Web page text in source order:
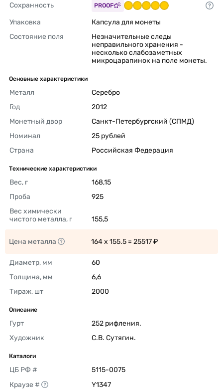
Сохранность PROOF
Упаковка
Капсула для монеты
Состояние поля
Незначительные следы
неправильного хранения -
несколько слабозаметных
микроцарапинок на поле монеты.
Основные характеристики
Металл
Серебро
Год
2012
Монетный двор
Санкт-Петербургский (СПМД)
Номинал
25 рублей
Страна
Российская Федерация
Технические характеристики
Вес, г
168,15
Проба
925
Вес химически
чистого металла, г
155,5
Цена металла 164 x 155.5 = 25517 ₽
Диаметр, мм
60
Толщина, мм
6,6
Тираж, шт
2000
Описание
Гурт
252 рифления.
Художник
С.В. Сутягин.
Каталоги
ЦБ РФ #
5115-0075
Краузе #
Y1347